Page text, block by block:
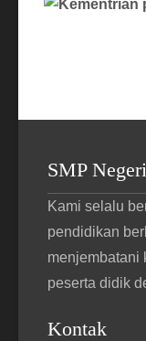
SMP
Kami selalu
pendidikan
menjembatani
peserta didik
Kontak